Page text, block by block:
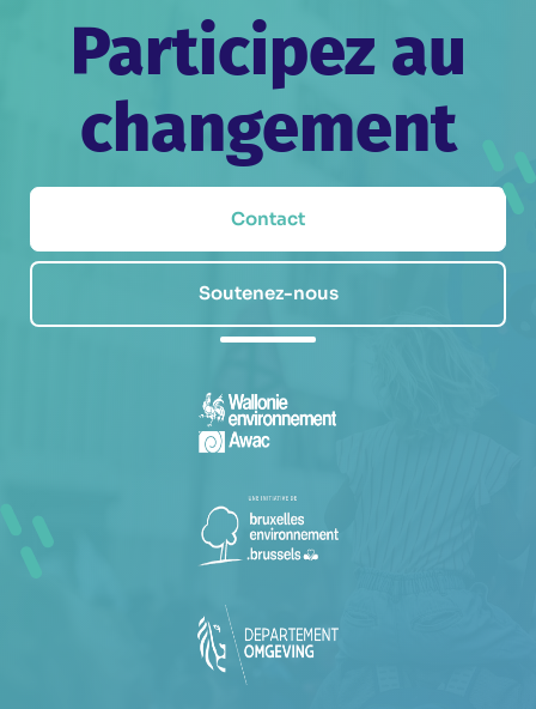
Participez au
changement
Contact
Soutenez-nous